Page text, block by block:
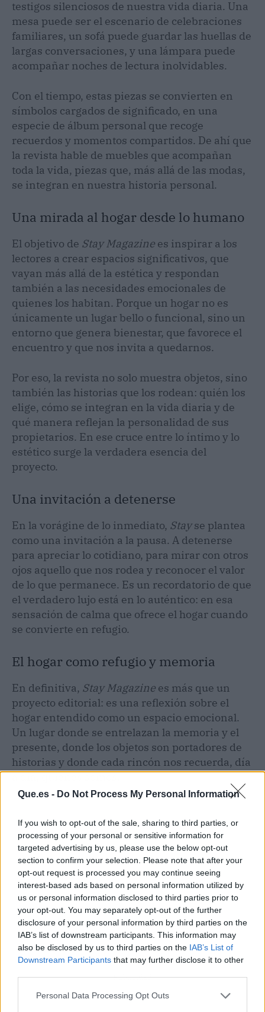
Que.es - Do Not Process My Personal Information
If you wish to opt-out of the sale, sharing to third parties, or
processing of your personal or sensitive information for
targeted advertising by us, please use the below opt-out
section to confirm your selection. Please note that after your
opt-out request is processed you may continue seeing
interest-based ads based on personal information utilized by
us or personal information disclosed to third parties prior to
your opt-out. You may separately opt-out of the further
disclosure of your personal information by third parties on the
IAB’s list of downstream participants. This information may
also be disclosed by us to third parties on the IAB’s List of
Downstream Participants that may further disclose it to other
Personal Data Processing Opt Outs
testigos silenciosos de nuestra vida diaria. Una
mesa puede ser el escenario de celebraciones
familiares, un sofá puede guardar las huellas de
largas conversaciones, y una lámpara puede
acompañar noches de lectura inolvidables.
Con el tiempo, estas piezas se convierten en
símbolos cargados de significado, en una
especie de álbum personal que recoge
recuerdos y momentos compartidos. De ahí que
la revista hable de muebles que acompañan
toda la vida, piezas que, más allá de las modas,
se integran en nuestra historia personal.
Una mirada al hogar desde lo humano
El objetivo de Stay Magazine es inspirar a los
lectores a crear espacios significativos, que
vayan más allá de la estética y respondan
también a las necesidades emocionales de
quienes los habitan. Porque un hogar no es
únicamente un lugar bello o funcional, sino un
entorno que genera bienestar, que favorece el
encuentro y que nos invita a quedarnos.
Por eso, la revista no solo muestra objetos, sino
también las historias que los rodean: quién los
elige, cómo se integran en la vida diaria y de
qué manera reflejan la personalidad de sus
propietarios. En ese cruce entre lo íntimo y lo
estético surge la verdadera esencia del
proyecto.
Una invitación a detenerse
En la vorágine de lo inmediato, Stayse plantea
como una invitación a la pausa. A detenerse
para apreciar lo cotidiano, para mirar con otros
ojos aquello que nos rodea y reconocer el valor
de lo que permanece. Es un recordatorio de que
el verdadero lujo está en lo auténtico: en esa
sensación de calma que ofrece el hogar cuando
se convierte en refugio.
El hogar como refugio y memoria
En definitiva, Stay Magazine es más que un
proyecto editorial: es una reflexión sobre el
hogar entendido como un espacio emocional.
Un lugar donde se entrelazan la memoria y el
presente, donde los objetos son portadores de
historias y donde cada rincón nos recuerda, día
a día, quiénes somos.
Publicidad